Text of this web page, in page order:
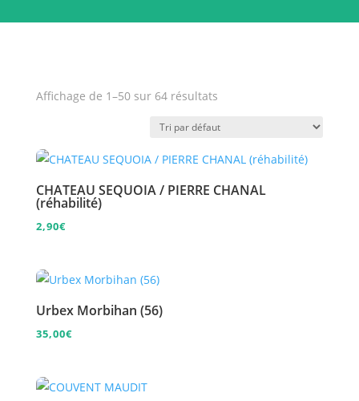
Affichage de 1–50 sur 64 résultats
CHATEAU SEQUOIA / PIERRE CHANAL
(réhabilité)
2,90€
Urbex Morbihan (56)
35,00€